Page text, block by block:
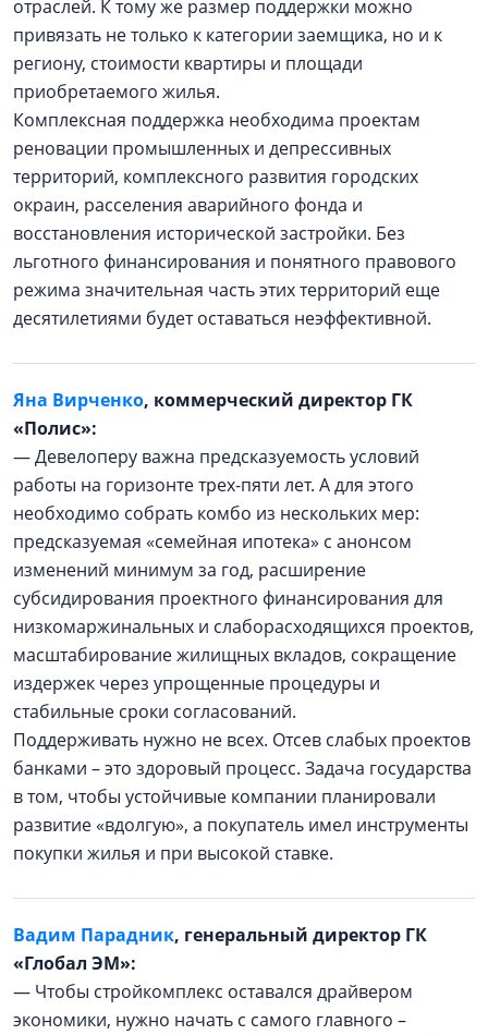
отраслей. К тому же размер поддержки можно
привязать не только к категории заемщика, но и к
региону, стоимости квартиры и площади
приобретаемого жилья.
Комплексная поддержка необходима проектам
реновации промышленных и депрессивных
территорий, комплексного развития городских
окраин, расселения аварийного фонда и
восстановления исторической застройки. Без
льготного финансирования и понятного правового
режима значительная часть этих территорий еще
десятилетиями будет оставаться неэффективной.
Яна Вирченко, коммерческий директор ГК
«Полис»:
— Девелоперу важна предсказуемость условий
работы на горизонте трех-пяти лет. А для этого
необходимо собрать комбо из нескольких мер:
предсказуемая «семейная ипотека» с анонсом
изменений минимум за год, расширение
субсидирования проектного финансирования для
низкомаржинальных и слаборасходящихся проектов,
масштабирование жилищных вкладов, сокращение
издержек через упрощенные процедуры и
стабильные сроки согласований.
Поддерживать нужно не всех. Отсев слабых проектов
банками – это здоровый процесс. Задача государства
в том, чтобы устойчивые компании планировали
развитие «вдолгую», а покупатель имел инструменты
покупки жилья и при высокой ставке.
Вадим Парадник, генеральный директор ГК
«Глобал ЭМ»:
— Чтобы стройкомплекс оставался драйвером
экономики, нужно начать с самого главного –